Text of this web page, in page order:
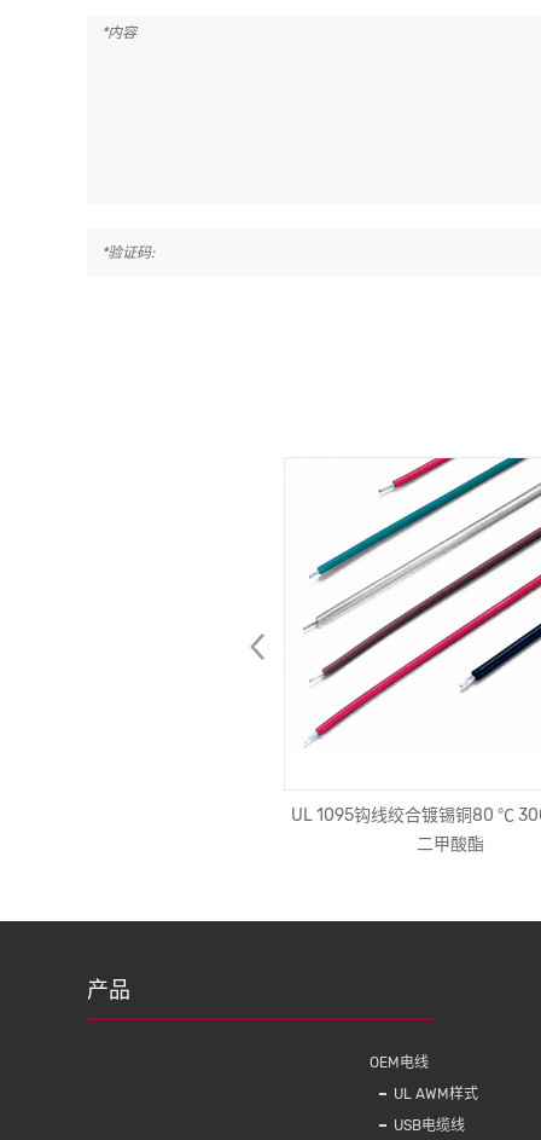
UL 1095钩线绞合镀锡铜80 ℃
二甲酸酯
产品
OEM电线
UL AWM样式
USB电缆线